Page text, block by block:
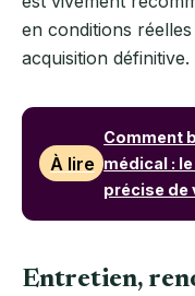
en conditions
acquisition définitive.
À lire
Comment
médical :
précise de
Entretien,